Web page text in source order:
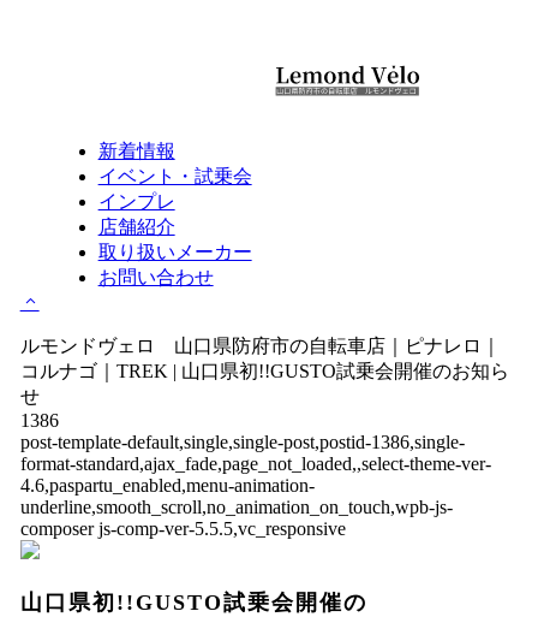
新着情報
イベント・試乗会
インプレ
店舗紹介
取り扱いメーカー
お問い合わせ
ルモンドヴェロ 山口県防府市の自転車店｜ピナレロ｜
コルナゴ｜TREK | 山口県初!!GUSTO試乗会開催のお知ら
せ
1386
post-template-default,single,single-post,postid-1386,single-
format-standard,ajax_fade,page_not_loaded,,select-theme-ver-
4.6,paspartu_enabled,menu-animation-
underline,smooth_scroll,no_animation_on_touch,wpb-js-
composer js-comp-ver-5.5.5,vc_responsive
山口県初!!GUSTO試乗会開催の